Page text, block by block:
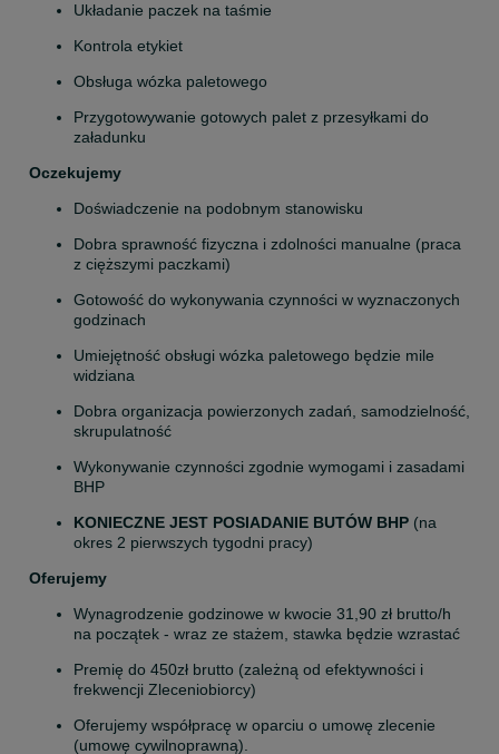
Układanie paczek na taśmie
Kontrola etykiet
Obsługa wózka paletowego
Przygotowywanie gotowych palet z przesyłkami do
załadunku
Oczekujemy
Doświadczenie na podobnym stanowisku
Dobra sprawność fizyczna i zdolności manualne (praca
z cięższymi paczkami)
Gotowość do wykonywania czynności w wyznaczonych
godzinach
Umiejętność obsługi wózka paletowego będzie mile
widziana
Dobra organizacja powierzonych zadań, samodzielność,
skrupulatność
Wykonywanie czynności zgodnie wymogami i zasadami
BHP
KONIECZNE JEST POSIADANIE BUTÓW BHP (na
okres 2 pierwszych tygodni pracy)
Oferujemy
Wynagrodzenie godzinowe w kwocie 31,90 zł brutto/h
na początek - wraz ze stażem, stawka będzie wzrastać
Premię do 450zł brutto (zależną od efektywności i
frekwencji Zleceniobiorcy)
Oferujemy współpracę w oparciu o umowę zlecenie
(umowę cywilnoprawną).